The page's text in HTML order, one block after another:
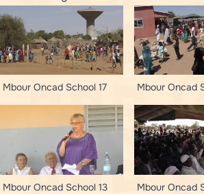
Mbour Oncad School 17 Mbour Oncad
Mbour Oncad School 13 Mbour Oncad